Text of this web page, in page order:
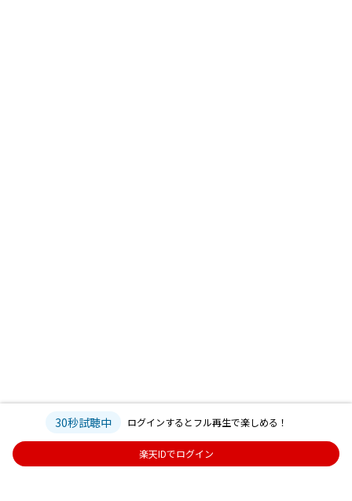
30秒試聴中 ログインするとフル再生で楽しめる！
楽天IDでログイン